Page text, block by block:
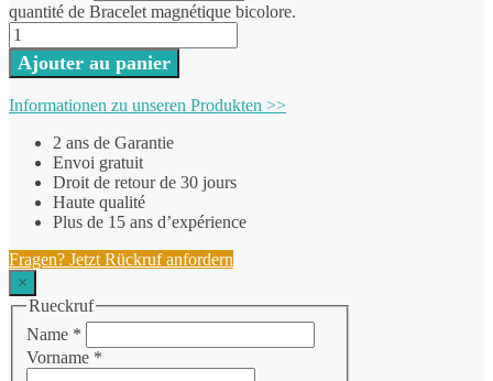
quantité de Bracelet magnétique bicolore.
Ajouter au panier
Informationen zu unseren Produkten >>
2 ans de Garantie
Envoi gratuit
Droit de retour de 30 jours
Haute qualité
Plus de 15 ans d’expérience
Fragen? Jetzt Rückruf anfordern
×
Rueckruf
Name *
Vorname *